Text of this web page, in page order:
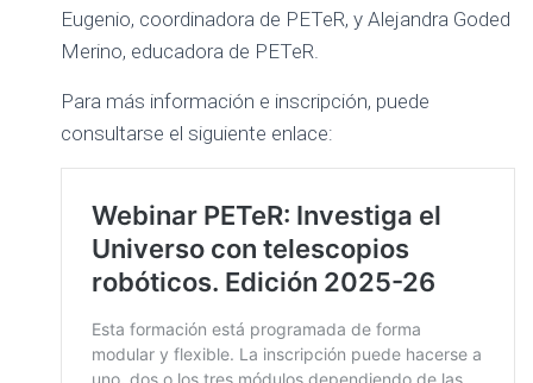
Eugenio, coordinadora de PETeR, y Alejandra Goded
Merino, educadora de PETeR.
Para más información e inscripción, puede
consultarse el siguiente enlace: